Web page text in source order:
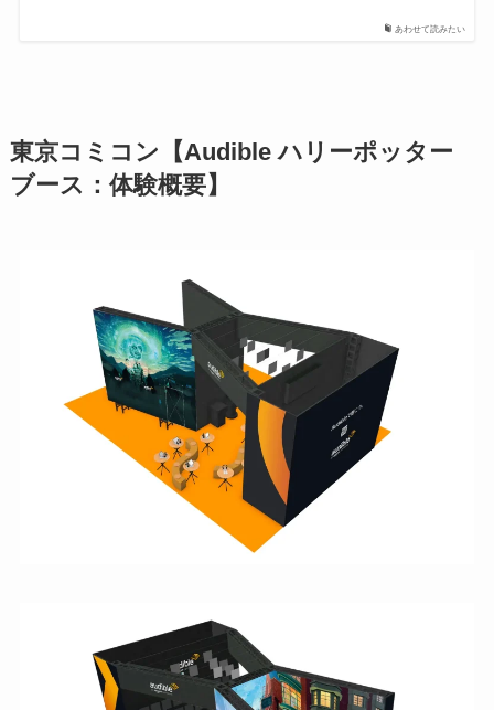
あわせて読みたい
東京コミコン【Audible ハリーポッター
ブース：体験概要】